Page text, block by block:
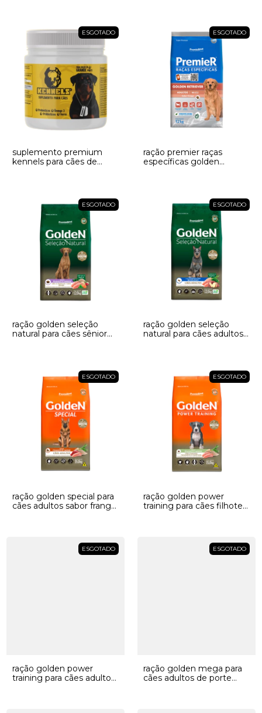
ESGOTADO
suplemento premium
kennels para cães de
ESGOTADO
ração premier raças
específicas golden
ESGOTADO
ração golden seleção
natural para cães sênior
ESGOTADO
ração golden seleção
natural para cães adultos
ESGOTADO
ração golden special para
cães adultos sabor frango
ESGOTADO
ração golden power
training para cães filhotes
ESGOTADO
ração golden power
training para cães adultos
ESGOTADO
ração golden mega para
cães adultos de porte